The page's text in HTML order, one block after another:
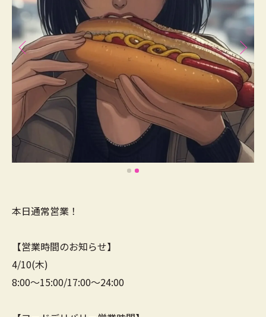
本日通常営業！
【営業時間のお知らせ】
4/10(木)
8:00～15:00/17:00～24:00